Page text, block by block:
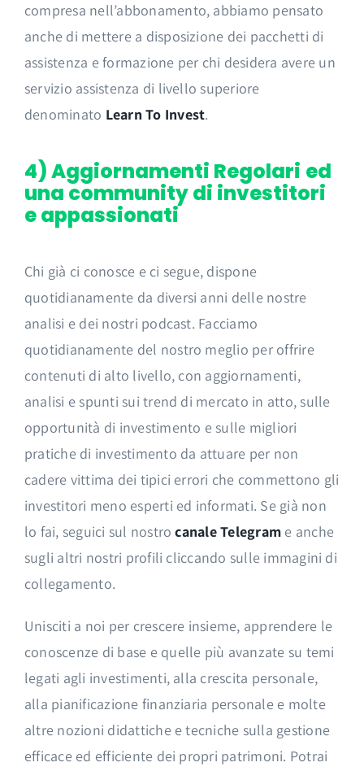
compresa nell’abbonamento, abbiamo pensato
anche di mettere a disposizione dei pacchetti di
assistenza e formazione per chi desidera avere un
servizio assistenza di livello superiore
denominato Learn To Invest.
4) Aggiornamenti Regolari ed
una community di investitori
e appassionati
Chi già ci conosce e ci segue, dispone
quotidianamente da diversi anni delle nostre
analisi e dei nostri podcast. Facciamo
quotidianamente del nostro meglio per offrire
contenuti di alto livello, con aggiornamenti,
analisi e spunti sui trend di mercato in atto, sulle
opportunità di investimento e sulle migliori
pratiche di investimento da attuare per non
cadere vittima dei tipici errori che commettono gli
investitori meno esperti ed informati. Se già non
lo fai, seguici sul nostrocanale Telegram e anche
sugli altri nostri profili cliccando sulle immagini di
collegamento.
Unisciti a noi per crescere insieme, apprendere le
conoscenze di base e quelle più avanzate su temi
legati agli investimenti, alla crescita personale,
alla pianificazione finanziaria personale e molte
altre nozioni didattiche e tecniche sulla gestione
efficace ed efficiente dei propri patrimoni. Potrai